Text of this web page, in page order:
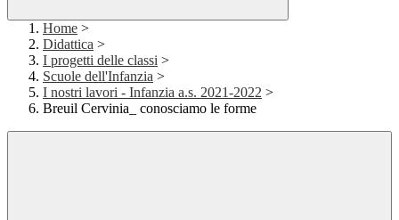
Home >
Didattica >
I progetti delle classi >
Scuole dell'Infanzia >
I nostri lavori - Infanzia a.s. 2021-2022 >
Breuil Cervinia_ conosciamo le forme